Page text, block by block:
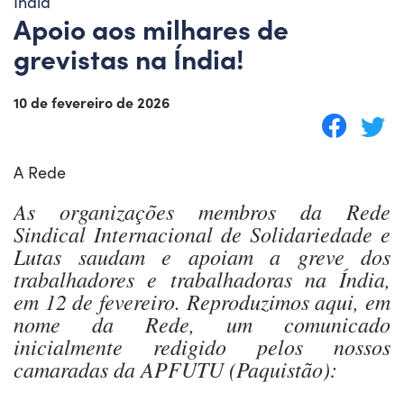
Apoio aos milhares de
grevistas na Índia!
10 de fevereiro de 2026
A Rede
As organizações membros da Rede
Sindical Internacional de Solidariedade e
Lutas saudam e apoiam a greve dos
trabalhadores e trabalhadoras na Índia,
em 12 de fevereiro. Reproduzimos aqui, em
nome da Rede, um comunicado
inicialmente redigido pelos nossos
camaradas da APFUTU (Paquistão):